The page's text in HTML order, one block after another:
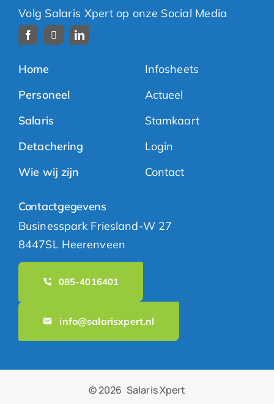
Volg Salaris Xpert op onze Social Media
Home
Personeel
Salaris
Detachering
Wie wij zijn
Infosheets
Actueel
Stamkaart
Login
Contact
Contactgegevens
Businesspark Friesland-W 27
8447SL Heerenveen
085-4016401
info@salarisxpert.nl
© 2026 Salaris Xpert